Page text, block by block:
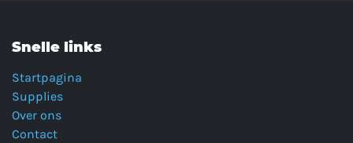
Snelle links
Startpagina
Supplies
Over ons
Contact